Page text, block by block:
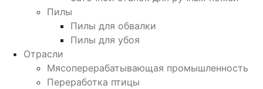
Пилы
Пилы для обвалки
Пилы для убоя
Отрасли
Мясоперерабатывающая промышленность
Переработка птицы